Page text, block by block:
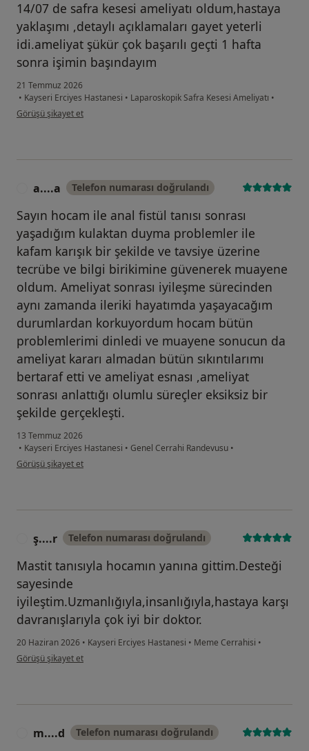
14/07 de safra kesesi ameliyatı oldum,hastaya
yaklaşımı ,detaylı açıklamaları gayet yeterli
idi.ameliyat şükür çok başarılı geçti 1 hafta
sonra işimin başındayım
21 Temmuz 2026
• Kayseri Erciyes Hastanesi • Laparoskopik Safra Kesesi Ameliyatı •
kullanıcının görüşüne göre m....b
Görüşü şikayet et
a....a Telefon numarası doğrulandı
Sayın hocam ile anal fistül tanısı sonrası
yaşadığım kulaktan duyma problemler ile
kafam karışık bir şekilde ve tavsiye üzerine
tecrübe ve bilgi birikimine güvenerek muayene
oldum. Ameliyat sonrası iyileşme sürecinden
aynı zamanda ileriki hayatımda yaşayacağım
durumlardan korkuyordum hocam bütün
problemlerimi dinledi ve muayene sonucun da
ameliyat kararı almadan bütün sıkıntılarımı
bertaraf etti ve ameliyat esnası ,ameliyat
sonrası anlattığı olumlu süreçler eksiksiz bir
şekilde gerçekleşti.
13 Temmuz 2026
• Kayseri Erciyes Hastanesi • Genel Cerrahi Randevusu •
kullanıcının görüşüne göre a....a
Görüşü şikayet et
ş....r Telefon numarası doğrulandı
Mastit tanısıyla hocamın yanına gittim.Desteği
sayesinde
iyileştim.Uzmanlığıyla,insanlığıyla,hastaya karşı
davranışlarıyla çok iyi bir doktor.
20 Haziran 2026 • Kayseri Erciyes Hastanesi • Meme Cerrahisi •
kullanıcının görüşüne göre ş....r
Görüşü şikayet et
m....d Telefon numarası doğrulandı